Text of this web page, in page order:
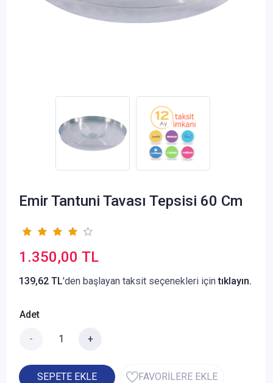
Emir Tantuni Tavası Tepsisi 60 Cm
1.350,00 TL
139,62 TL'den başlayan taksit seçenekleri içintıklayın.
Adet
- +
SEPETE EKLE FAVORİLERE EKLE